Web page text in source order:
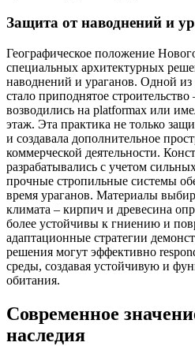
Защита от наводнений и
Географическое положение
специальных архитектурных
наводнений и ураганов. Одной из
стало приподнятое
возводились на platformах или
этаж. Эта практика не только
и создавала дополнительное
коммерческой деятельности.
разрабатывались с учетом
прочные стропильные системы
время ураганов. Материалы
климата – кирпич и древесина
более устойчивы к гниению и
адаптационные стратегии
решения могут эффективно
среды, создавая устойчивую и
обитания.
Современное
наследия